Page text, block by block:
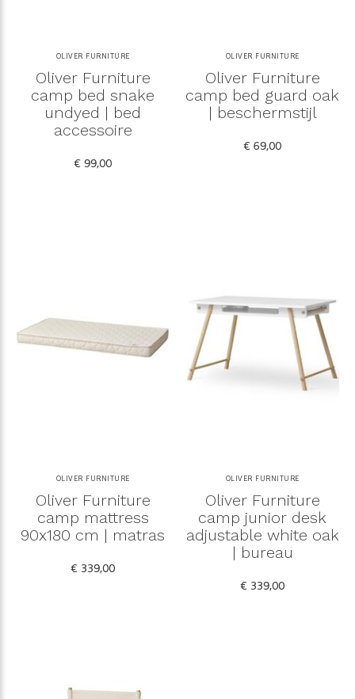
OLIVER FURNITURE
Oliver Furniture
camp bed snake
undyed | bed
accessoire
€ 99,00
OLIVER FURNITURE
Oliver Furniture
camp bed guard oak
| beschermstijl
€ 69,00
OLIVER FURNITURE
Oliver Furniture
camp mattress
90x180 cm | matras
€ 339,00
OLIVER FURNITURE
Oliver Furniture
camp junior desk
adjustable white oak
| bureau
€ 339,00